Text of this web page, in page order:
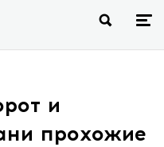
и
прохожие